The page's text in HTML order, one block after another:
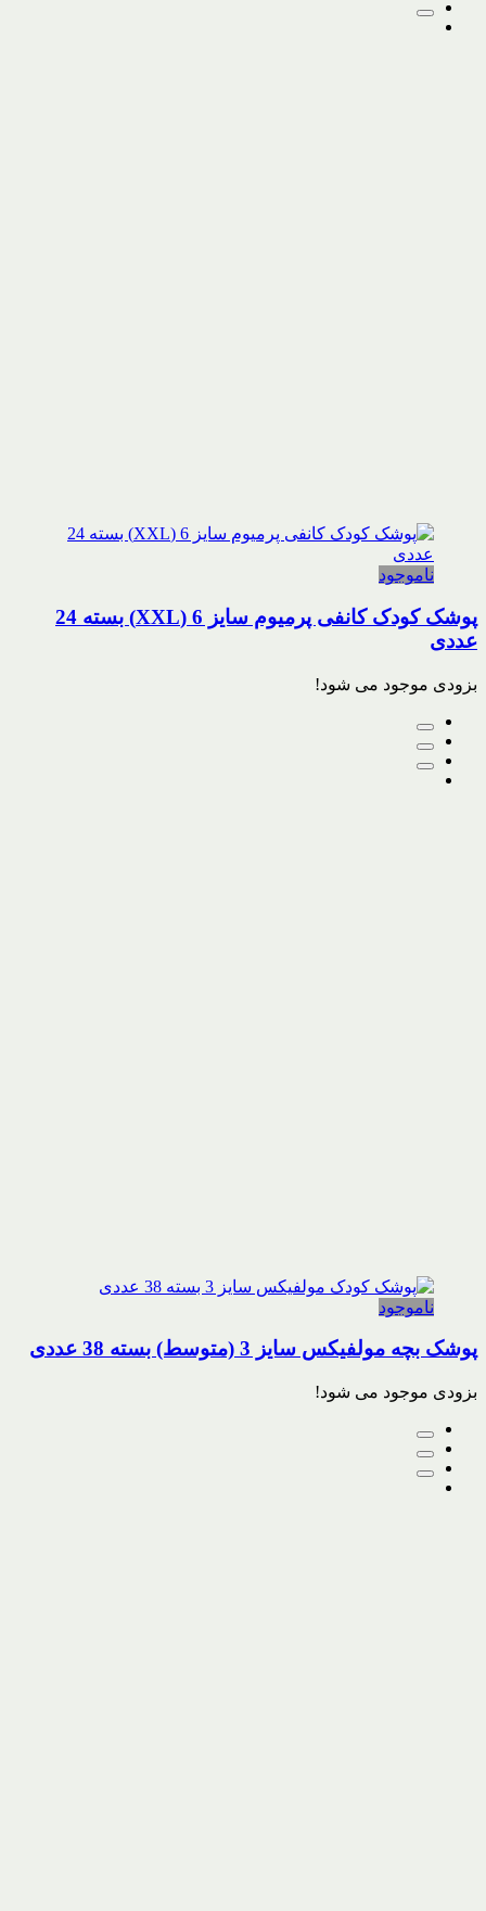
ناموجود
پوشک کودک کانفی پرمیوم سایز 6 (XXL) بسته 24
عددی
بزودی موجود می شود!
ناموجود
پوشک بچه مولفیکس سایز 3 (متوسط) بسته 38 عددی
بزودی موجود می شود!